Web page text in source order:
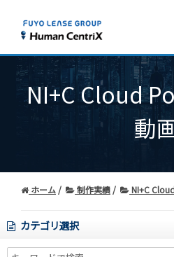
NI+C Cloud
動
ホーム 制作実績 NI+C
カテゴリ選択